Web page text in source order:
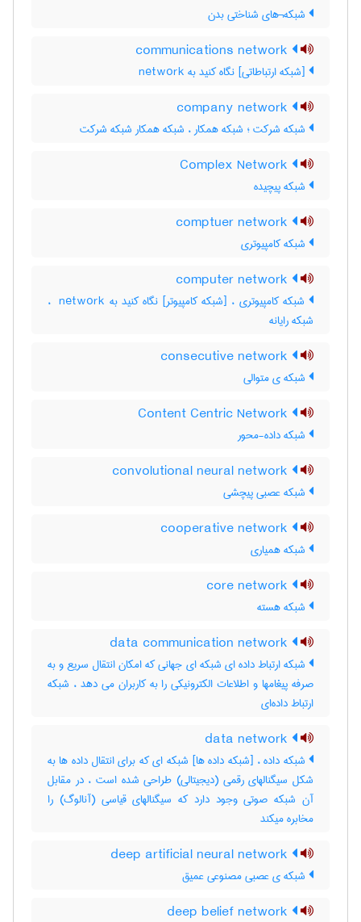
شبکه¬های شناختی بدن
[شبکه ارتباطاتی] نگاه کنید به ‎ network
شبکه شرکت ؛ شبکه همکار ، شبکه همکار شبکه شرکت
شبکه پیچیده
شبکه کامپیوتری
شبکه کامپیوتری ، [شبکه کامپیوتر] نگاه کنید به ‎ network ،
شبکه رایانه
شبکه ی متوالی
شبکه داده-محور
شبکه عصبی پیچشی
شبکه همیاری
شبکه هسته
شبکه ارتباط داده ای شبکه ای جهانی که امکان انتقال سریع و به
صرفه پیغامها و اطلاعات الکترونیکی را به کاربران می دهد ، شبکه
ارتباط داده‌ای
شبکه داده ، [شبکه داده ها] شبکه ای که برای انتقال داده ها به
شکل سیگنالهای رقمی (دیجیتالی) طراحی شده است ، در مقابل
آن شبکه صوتی وجود دارد که سیگنالهای قیاسی (آنالوگ) را
مخابره میکند
شبکه ی عصبی مصنوعی عمیق